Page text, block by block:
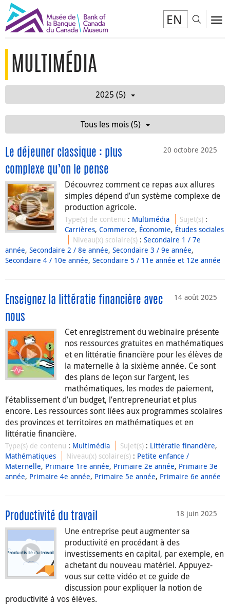
EN
MULTIMÉDIA
2025 (5)
Tous les mois (5)
20 octobre 2025
Le déjeuner classique : plus
complexe qu’on le pense
Découvrez comment ce repas aux allures
simples dépend d’un système complexe de
production agricole.
Type(s) de contenu : Multimédia Sujet(s) :
Carrières, Commerce, Économie, Études sociales
Niveau(x) scolaire(s) :Secondaire 1 / 7e
année, Secondaire 2 / 8e année, Secondaire 3 / 9e année,
Secondaire 4 / 10e année, Secondaire 5 / 11e année et 12e année
14 août 2025
Enseignez la littératie financière avec
nous
Cet enregistrement du webinaire présente
nos ressources gratuites en mathématiques
et en littératie financière pour les élèves de
la maternelle à la sixième année. Ce sont
des plans de leçon sur l’argent, les
mathématiques, les modes de paiement,
l’établissement d’un budget, l’entrepreneuriat et plus
encore. Les ressources sont liées aux programmes scolaires
des provinces et territoires en mathématiques et en
littératie financière.
Type(s) de contenu : Multimédia Sujet(s) : Littératie financière,
Mathématiques
Niveau(x) scolaire(s) : Petite enfance /
Maternelle, Primaire 1re année, Primaire 2e année, Primaire 3e
année, Primaire 4e année, Primaire 5e année, Primaire 6e année
18 juin 2025
Productivité du travail
Une entreprise peut augmenter sa
productivité en procédant à des
investissements en capital, par exemple, en
achetant du nouveau matériel. Appuyez-
vous sur cette vidéo et ce guide de
discussion pour expliquer la notion de
productivité à vos élèves.